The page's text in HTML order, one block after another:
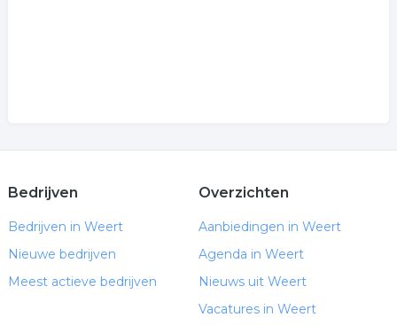
Bedrijven
Bedrijven in Weert
Nieuwe bedrijven
Meest actieve bedrijven
Overzichten
Aanbiedingen in Weert
Agenda in Weert
Nieuws uit Weert
Vacatures in Weert